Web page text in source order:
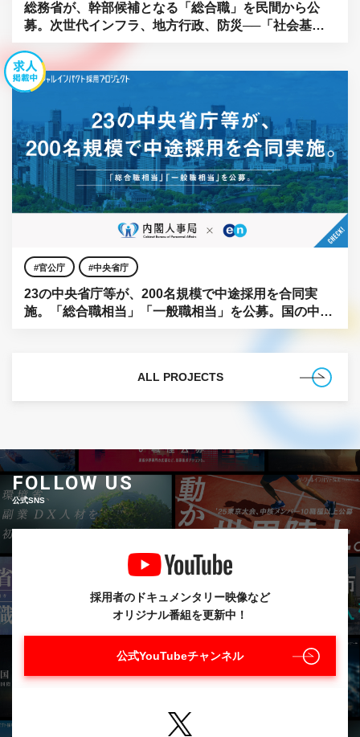
総務省が、幹部候補となる「総合職」を民間から公
募。次世代インフラ、地方行政、防災──「社会基
盤」をアップデートせよ。
官公庁 中央省庁
23の中央省庁等が、200名規模で中途採用を合同実
施。「総合職相当」「一般職相当」を公募。国の中枢
ALL PROJECTS
FOLLOW US
公式SNS
採用者のドキュメンタリー映像など
オリジナル番組を更新中！
公式YouTubeチャンネル